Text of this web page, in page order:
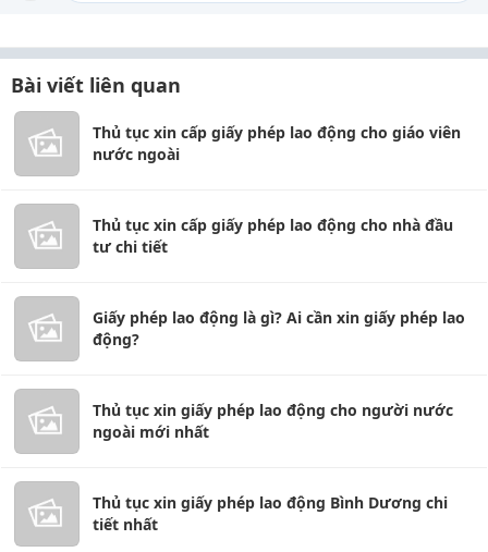
Bài viết liên quan
Thủ tục xin cấp giấy phép lao động cho giáo viên
nước ngoài
Thủ tục xin cấp giấy phép lao động cho nhà đầu
tư chi tiết
Giấy phép lao động là gì? Ai cần xin giấy phép lao
động?
Thủ tục xin giấy phép lao động cho người nước
ngoài mới nhất
Thủ tục xin giấy phép lao động Bình Dương chi
tiết nhất